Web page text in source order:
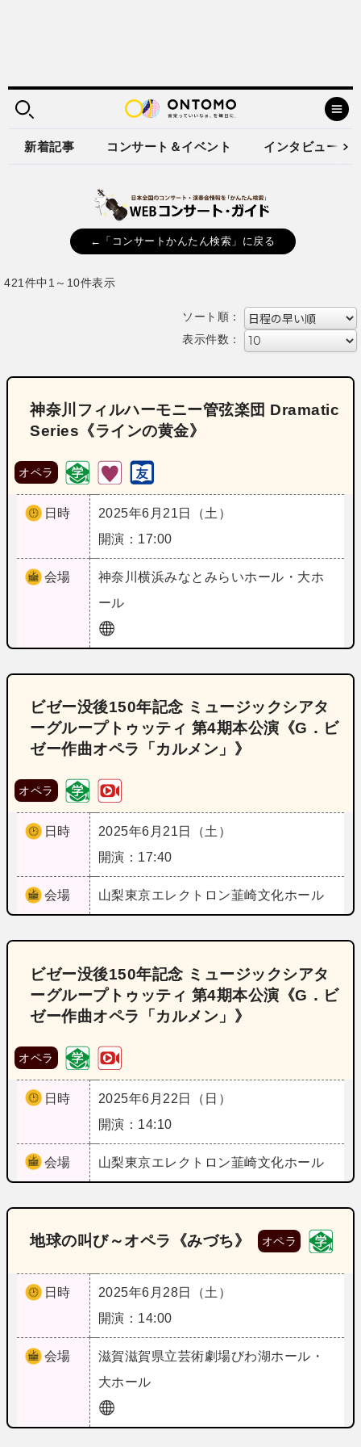
新着記事 コンサート＆イベント インタビュー
←「コンサートかんたん検索」に戻る
421件中1～10件表示
ソート順：
表示件数：
神奈川フィルハーモニー管弦楽団 Dramatic
Series《ラインの黄金》
オペラ
日時
2025年6月21日（土）
開演：17:00
会場 神奈川横浜みなとみらいホール・大ホ
ール
ビゼー没後150年記念 ミュージックシアタ
ーグループトゥッティ 第4期本公演《G．ビ
ゼー作曲オペラ「カルメン」》
オペラ
日時
2025年6月21日（土）
開演：17:40
会場 山梨東京エレクトロン韮崎文化ホール
ビゼー没後150年記念 ミュージックシアタ
ーグループトゥッティ 第4期本公演《G．ビ
ゼー作曲オペラ「カルメン」》
オペラ
日時
2025年6月22日（日）
開演：14:10
会場 山梨東京エレクトロン韮崎文化ホール
地球の叫び～オペラ《みづち》 オペラ
日時
2025年6月28日（土）
開演：14:00
会場 滋賀滋賀県立芸術劇場びわ湖ホール・
大ホール